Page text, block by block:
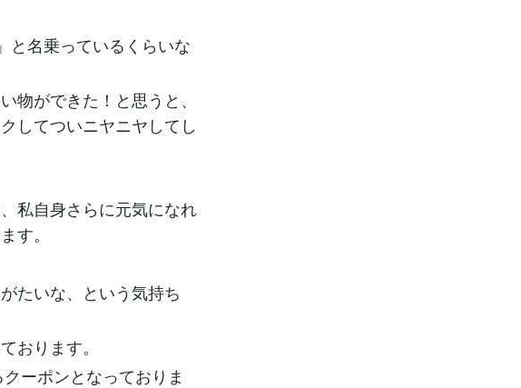
と名乗っているくらいな
物ができた！と思うと、
してついニヤニヤしてし
私自身さらに元気になれ
す。
たいな、という気持ち
おります。
ーポンとなっておりま